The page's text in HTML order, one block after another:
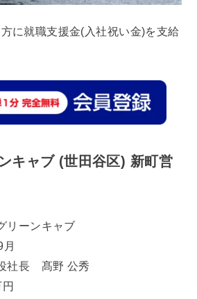
に就職支援金(入社祝い金)を支給
キャブ (世田谷区) 新町営
リーンキャブ
社長 髙野 公秀